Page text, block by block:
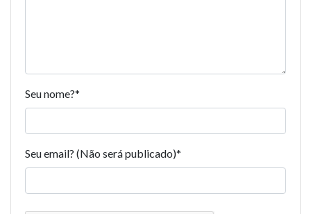
Seu nome?*
Seu email? (Não será publicado)*